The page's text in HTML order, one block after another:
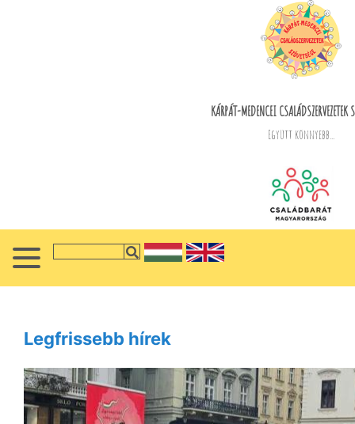
KÁRPÁT-MEDENCEI CSALÁDSZERVEZETEK
Együtt könnyebb...
Legfrissebb hírek